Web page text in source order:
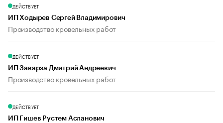
ДЕЙСТВУЕТ
ИП Ходырев Сергей Владимирович
Производство кровельных работ
ДЕЙСТВУЕТ
ИП Заварза Дмитрий Андреевич
Производство кровельных работ
ДЕЙСТВУЕТ
ИП Гишев Рустем Асланович